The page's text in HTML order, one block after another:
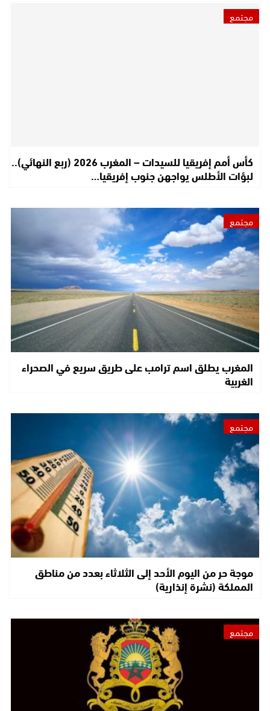
مجتمع
كأس أمم إفريقيا للسيدات – المغرب 2026 (ربع النهائي)..
لبؤات الأطلس يواجهن جنوب إفريقيا…
مجتمع
المغرب يطلق اسم ترامب على طريق سريع في الصحراء
الغربية
مجتمع
موجة حر من اليوم الأحد إلى الثلاثاء بعدد من مناطق
المملكة (نشرة إنذارية)
مجتمع